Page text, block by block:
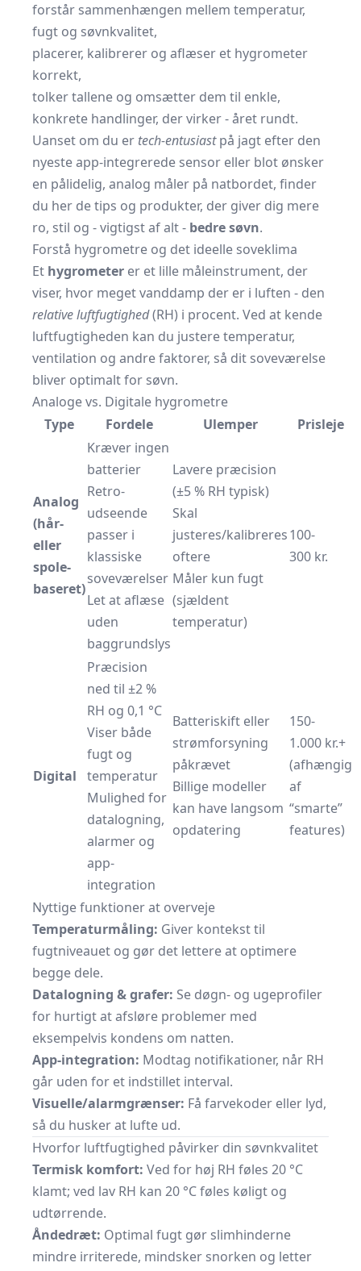
forstår sammenhængen mellem temperatur,
fugt og søvnkvalitet,
placerer, kalibrerer og aflæser et hygrometer
korrekt,
tolker tallene og omsætter dem til enkle,
konkrete handlinger, der virker - året rundt.
Uanset om du er tech-entusiastpå jagt efter den
nyeste app-integrerede sensor eller blot ønsker
en pålidelig, analog måler på natbordet, finder
du her de tips og produkter, der giver dig mere
ro, stil og - vigtigst af alt - bedre søvn.
Forstå hygrometre og det ideelle soveklima
Et hygrometer er et lille måleinstrument, der
viser, hvor meget vanddamp der er i luften - den
relative luftfugtighed(RH) i procent. Ved at kende
luftfugtigheden kan du justere temperatur,
ventilation og andre faktorer, så dit soveværelse
bliver optimalt for søvn.
Analoge vs. Digitale hygrometre
Type
Fordele Ulemper Prisleje
Analog
(hår-
eller
spole-
baseret)
Kræver ingen
batterier
Retro-
udseende
passer i
klassiske
soveværelser
Let at aflæse
uden
baggrundslys
Lavere præcision
(±5 % RH typisk)
Skal
justeres/kalibreres
oftere
Måler kun fugt
(sjældent
temperatur)
100-
300 kr.
Digital
Præcision
ned til ±2 %
RH og 0,1 °C
Viser både
fugt og
temperatur
Mulighed for
datalogning,
alarmer og
app-
integration
Batteriskift eller
strømforsyning
påkrævet
Billige modeller
kan have langsom
opdatering
150-
1.000 kr.+
(afhængig
af
“smarte”
features)
Nyttige funktioner at overveje
Temperaturmåling: Giver kontekst til
fugtniveauet og gør det lettere at optimere
begge dele.
Datalogning & grafer: Se døgn- og ugeprofiler
for hurtigt at afsløre problemer med
eksempelvis kondens om natten.
App-integration: Modtag notifikationer, når RH
går uden for et indstillet interval.
Visuelle/alarmgrænser: Få farvekoder eller lyd,
så du husker at lufte ud.
Hvorfor luftfugtighed påvirker din søvnkvalitet
Termisk komfort: Ved for høj RH føles 20 °C
klamt; ved lav RH kan 20 °C føles køligt og
udtørrende.
Åndedræt: Optimal fugt gør slimhinderne
mindre irriterede, mindsker snorken og letter